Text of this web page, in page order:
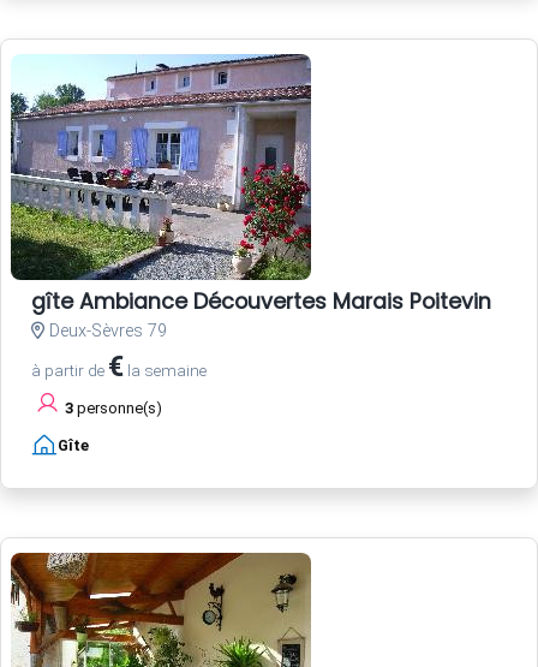
gîte Ambiance Découvertes Marais Poitevin
Deux-Sèvres 79
à partir de € la semaine
3 personne(s)
Gîte